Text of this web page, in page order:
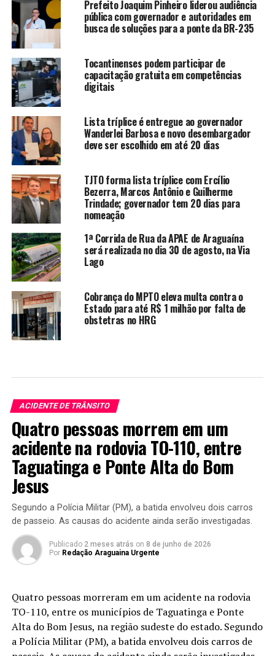
Prefeito Joaquim Pinheiro liderou audiência
pública com governador e autoridades em
busca de soluções para a ponte da BR-235
Tocantinenses podem participar de
capacitação gratuita em competências
digitais
Lista tríplice é entregue ao governador
Wanderlei Barbosa e novo desembargador
deve ser escolhido em até 20 dias
TJTO forma lista tríplice com Ercílio
Bezerra, Marcos Antônio e Guilherme
Trindade; governador tem 20 dias para
nomeação
1ª Corrida de Rua da APAE de Araguaína
será realizada no dia 30 de agosto, na Via
Lago
Cobrança do MPTO eleva multa contra o
Estado para até R$ 1 milhão por falta de
obstetras no HRG
ACIDENTE DE TRÂNSITO
Quatro pessoas morrem em um
acidente na rodovia TO-110, entre
Taguatinga e Ponte Alta do Bom
Jesus
Segundo a Polícia Militar (PM), a batida envolveu dois carros
de passeio. As causas do acidente ainda serão investigadas.
Publicado 2 meses atrás on 8 de junho de 2026
Por Redação Araguaina Urgente
Quatro pessoas morreram em um acidente na rodovia
TO-110, entre os municípios de Taguatinga e Ponte
Alta do Bom Jesus, na região sudeste do estado. Segundo
a Polícia Militar (PM), a batida envolveu dois carros de